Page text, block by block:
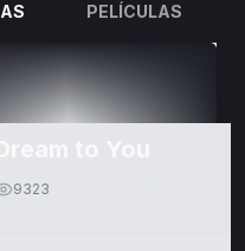
PELÍCULAS
9323